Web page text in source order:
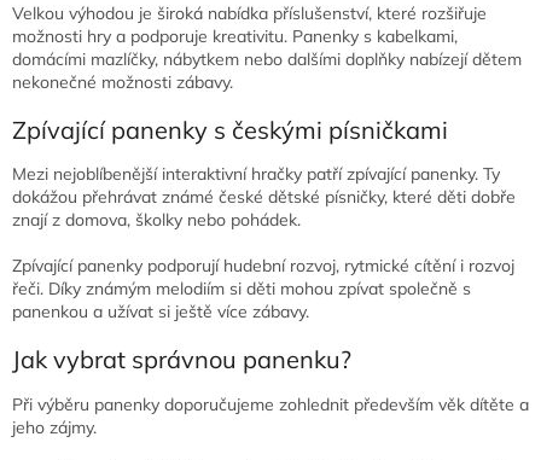
Velkou výhodou je široká nabídka příslušenství, které rozšiřuje
možnosti hry a podporuje kreativitu. Panenky s kabelkami,
domácími mazlíčky, nábytkem nebo dalšími doplňky nabízejí dětem
nekonečné možnosti zábavy.
Zpívající panenky s českými písničkami
Mezi nejoblíbenější interaktivní hračky patří zpívající panenky. Ty
dokážou přehrávat známé české dětské písničky, které děti dobře
znají z domova, školky nebo pohádek.
Zpívající panenky podporují hudební rozvoj, rytmické cítění i rozvoj
řeči. Díky známým melodiím si děti mohou zpívat společně s
panenkou a užívat si ještě více zábavy.
Jak vybrat správnou panenku?
Při výběru panenky doporučujeme zohlednit především věk dítěte a
jeho zájmy.